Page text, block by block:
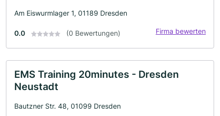
Am Eiswurmlager 1, 01189 Dresden
0.0 (0 Bewertungen) Firma bewerten
EMS Training 20minutes - Dresden
Neustadt
Bautzner Str. 48, 01099 Dresden